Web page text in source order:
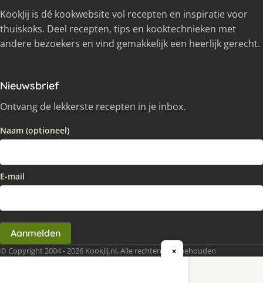
KookJij is dé kookwebsite vol recepten en inspiratie voor
thuiskoks. Deel recepten, tips en kooktechnieken met
andere bezoekers en vind gemakkelijk een heerlijk gerecht.
Nieuwsbrief
Ontvang de lekkerste recepten in je inbox.
Naam (optioneel)
E-mail
Aanmelden
© Copyright 2004 - 2026 KookJij.nl, Alle rechten voorbehouden
×